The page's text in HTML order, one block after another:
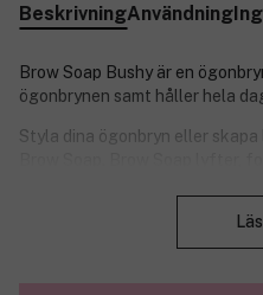
BeskrivningAnvändning
Brow Soap Bushy är en
ögonbrynen samt håller hela
Styla dina ögonbryn eller skapa
3212577